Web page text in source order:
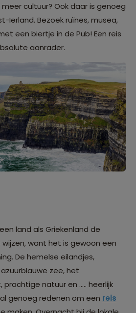
meer cultuur? Ook daar is genoeg
Ierland. Bezoek ruïnes, musea,
een biertje in de Pub! Een reis
aanrader.
land als Griekenland de
want het is gewoon een
De hemelse eilandjes,
zee, het
natuur en ..... heerlijk
genoeg redenen om een reis